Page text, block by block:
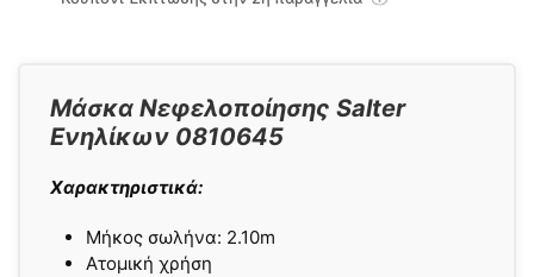
Μάσκα Νεφελοποίησης Salter
Ενηλίκων 0810645
Χαρακτηριστικά:
Μήκος σωλήνα: 2.10m
Ατομική χρήση